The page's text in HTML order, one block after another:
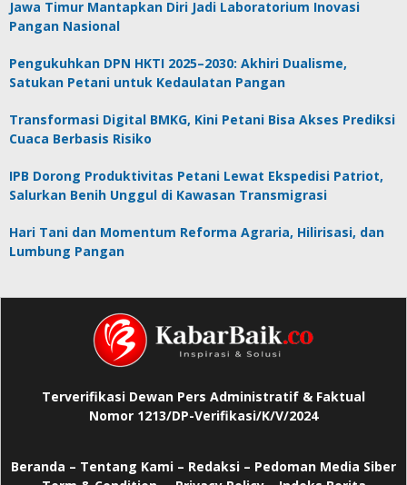
Jawa Timur Mantapkan Diri Jadi Laboratorium Inovasi
Pangan Nasional
Pengukuhkan DPN HKTI 2025–2030: Akhiri Dualisme,
Satukan Petani untuk Kedaulatan Pangan
Transformasi Digital BMKG, Kini Petani Bisa Akses Prediksi
Cuaca Berbasis Risiko
IPB Dorong Produktivitas Petani Lewat Ekspedisi Patriot,
Salurkan Benih Unggul di Kawasan Transmigrasi
Hari Tani dan Momentum Reforma Agraria, Hilirisasi, dan
Lumbung Pangan
Terverifikasi Dewan Pers Administratif & Faktual
Nomor 1213/DP-Verifikasi/K/V/2024
Beranda – Tentang Kami – Redaksi – Pedoman Media Siber